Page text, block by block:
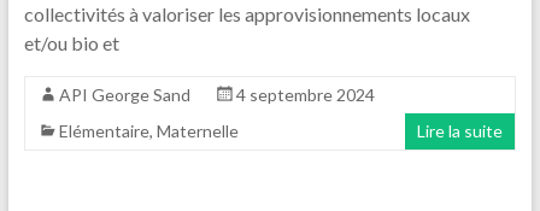
collectivités à valoriser les approvisionnements locaux
et/ou bio et
API George Sand
4 septembre 2024
Elémentaire, Maternelle Lire la suite